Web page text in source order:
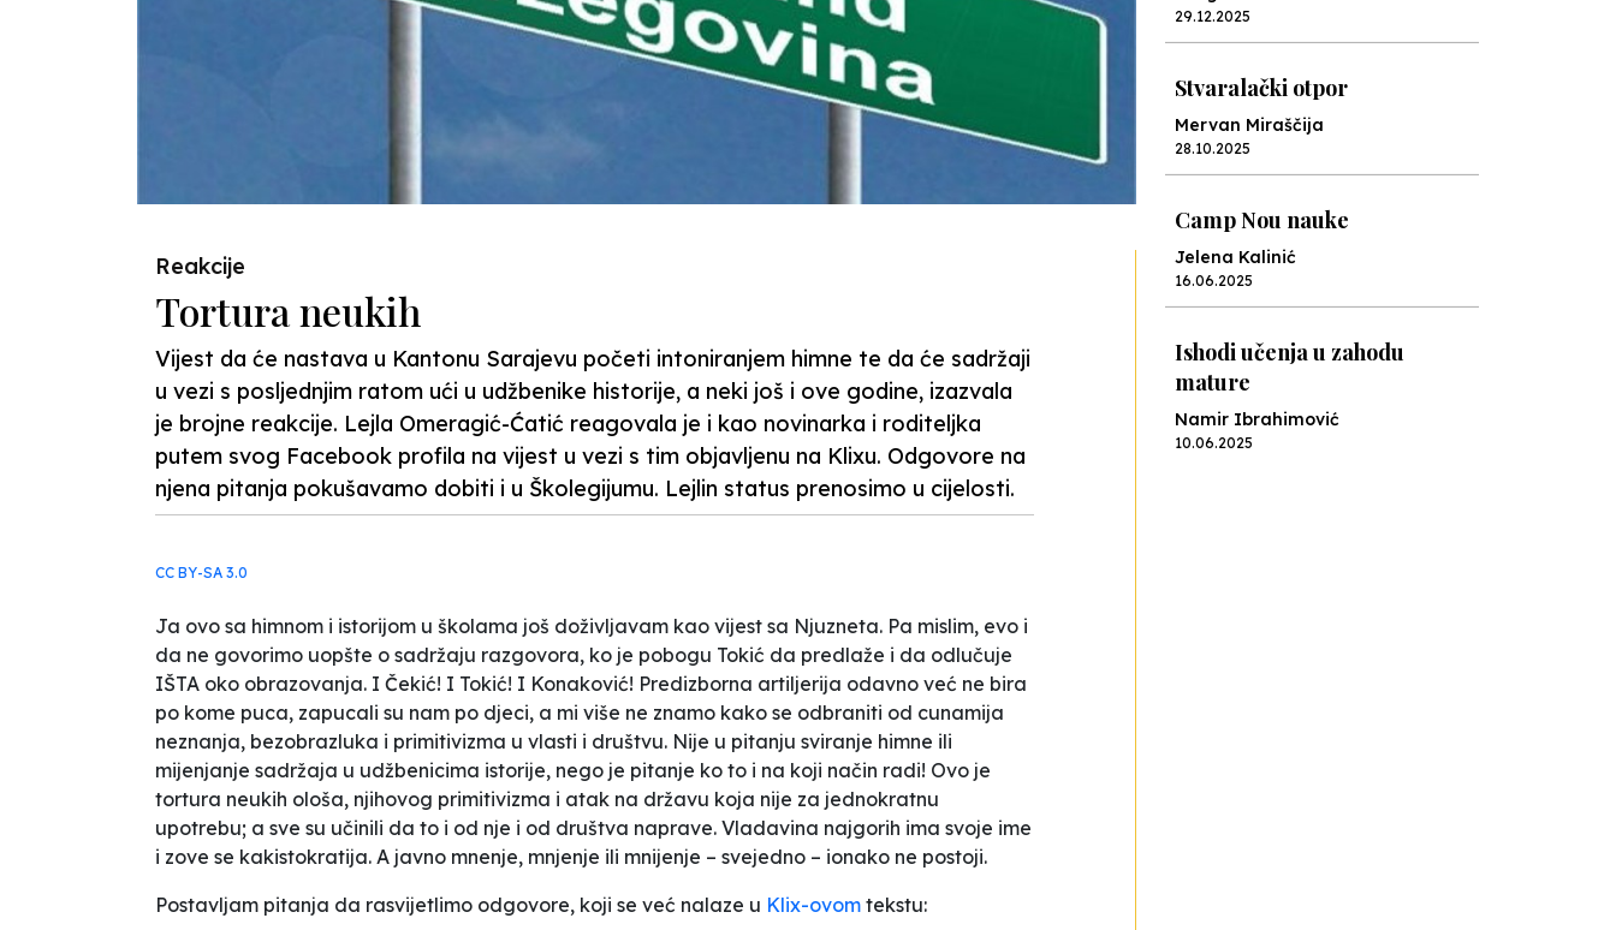
Reakcije
Tortura neukih
Vijest da će nastava u Kantonu Sarajevu početi intoniranjem himne te da će sadržaji
u vezi s posljednjim ratom ući u udžbenike historije, a neki još i ove godine, izazvala
je brojne reakcije. Lejla Omeragić-Ćatić reagovala je i kao novinarka i roditeljka
putem svog Facebook profila na vijest u vezi s tim objavljenu na Klixu. Odgovore na
njena pitanja pokušavamo dobiti i u Školegijumu. Lejlin status prenosimo u cijelosti.
CC BY-SA 3.0
Ja ovo sa himnom i istorijom u školama još doživljavam kao vijest sa Njuzneta. Pa mislim, evo i
da ne govorimo uopšte o sadržaju razgovora, ko je pobogu Tokić da predlaže i da odlučuje
IŠTA oko obrazovanja. I Čekić! I Tokić! I Konaković! Predizborna artiljerija odavno već ne bira
po kome puca, zapucali su nam po djeci, a mi više ne znamo kako se odbraniti od cunamija
neznanja, bezobrazluka i primitivizma u vlasti i društvu. Nije u pitanju sviranje himne ili
mijenjanje sadržaja u udžbenicima istorije, nego je pitanje ko to i na koji način radi! Ovo je
tortura neukih ološa, njihovog primitivizma i atak na državu koja nije za jednokratnu
upotrebu; a sve su učinili da to i od nje i od društva naprave. Vladavina najgorih ima svoje ime
i zove se kakistokratija. A javno mnenje, mnjenje ili mnijenje – svejedno – ionako ne postoji.
Postavljam pitanja da rasvijetlimo odgovore, koji se već nalaze u Klix-ovom tekstu:
29.12.2025
Stvaralački otpor
Mervan Miraščija
28.10.2025
Camp Nou nauke
Jelena Kalinić
16.06.2025
Ishodi učenja u zahodu
mature
Namir Ibrahimović
10.06.2025